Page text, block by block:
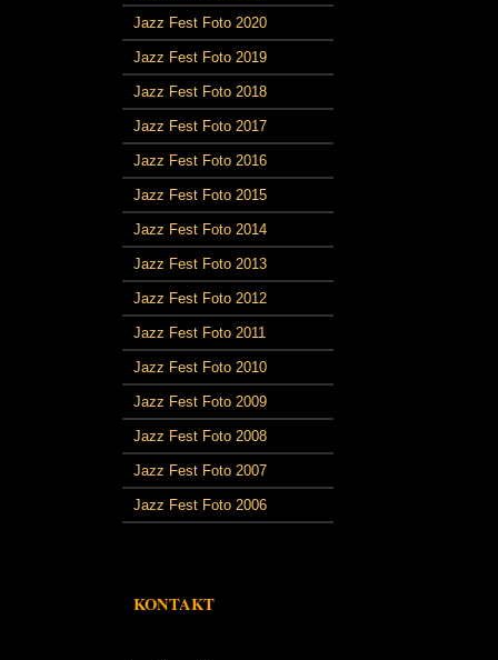
Jazz Fest Foto 2020
Jazz Fest Foto 2019
Jazz Fest Foto 2018
Jazz Fest Foto 2017
Jazz Fest Foto 2016
Jazz Fest Foto 2015
Jazz Fest Foto 2014
Jazz Fest Foto 2013
Jazz Fest Foto 2012
Jazz Fest Foto 2011
Jazz Fest Foto 2010
Jazz Fest Foto 2009
Jazz Fest Foto 2008
Jazz Fest Foto 2007
Jazz Fest Foto 2006
KONTAKT